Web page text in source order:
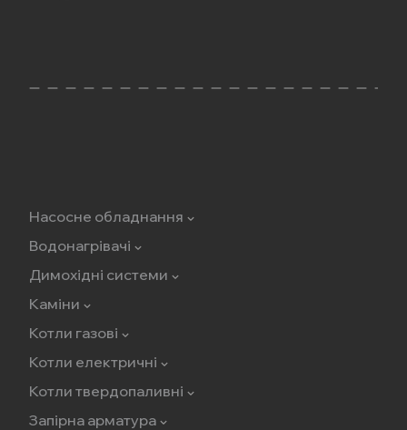
Насосне обладнання
Водонагрівачі
Димохідні системи
Каміни
Котли газові
Котли електричні
Котли твердопаливні
Запірна арматура